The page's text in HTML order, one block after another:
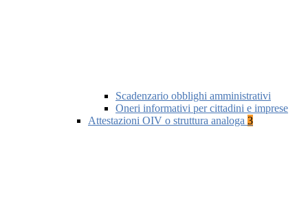
Scadenzario obblighi amministrativi
Oneri informativi per cittadini e imprese
Attestazioni OIV o struttura analoga 3